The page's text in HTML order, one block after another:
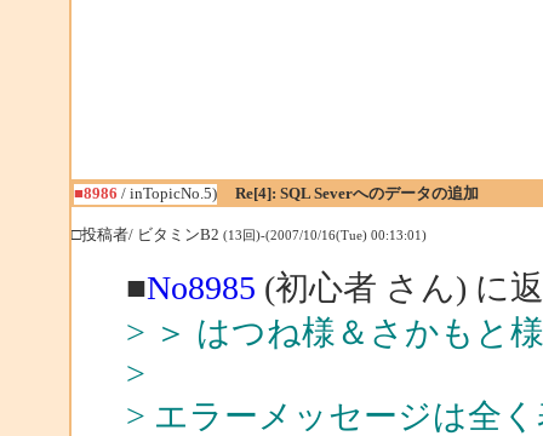
■8986 / inTopicNo.5) Re[4]: SQL Severへのデータの追加
□投稿者/ ビタミンB2 (13回)-(2007/10/16(Tue) 00:13:01)
■No8985 (初心者 さん) に
> ＞ はつね様＆さかもと様
>
> エラーメッセージは全